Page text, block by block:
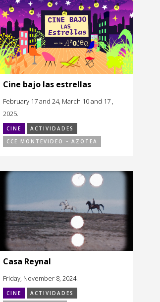
Cine bajo las estrellas
February 17 and 24, March 10 and 17 ,
2025.
CINE
ACTIVIDADES
CCE MONTEVIDEO - AZOTEA
Casa Reynal
Friday, November 8, 2024.
CINE
ACTIVIDADES